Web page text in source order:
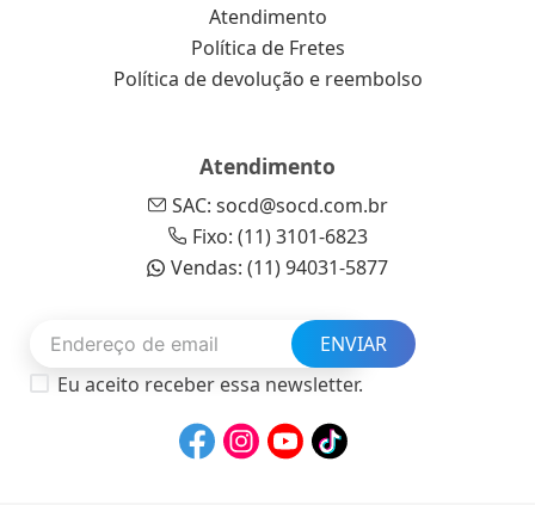
Atendimento
Política de Fretes
Política de devolução e reembolso
Atendimento
SAC: socd@socd.com.br
Fixo: (11) 3101-6823
Vendas: (11) 94031-5877
ENVIAR
Eu aceito receber essa newsletter.